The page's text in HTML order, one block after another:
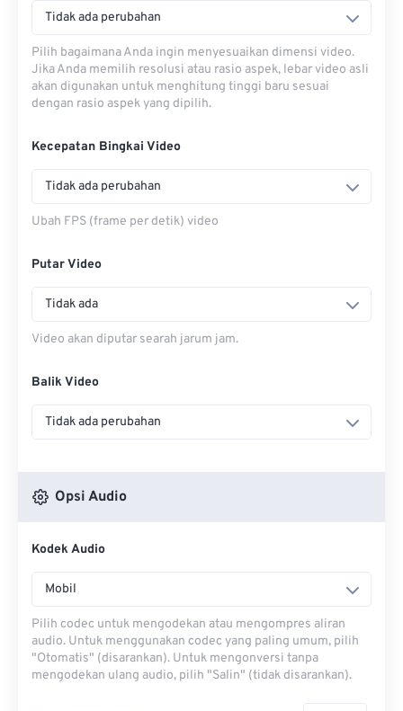
Tidak ada perubahan
Pilih bagaimana Anda ingin menyesuaikan dimensi video.
Jika Anda memilih resolusi atau rasio aspek, lebar video asli
akan digunakan untuk menghitung tinggi baru sesuai
dengan rasio aspek yang dipilih.
Kecepatan Bingkai Video
Tidak ada perubahan
Ubah FPS (frame per detik) video
Putar Video
Tidak ada
Video akan diputar searah jarum jam.
Balik Video
Tidak ada perubahan
Opsi Audio
Kodek Audio
Mobil
Pilih codec untuk mengodekan atau mengompres aliran
audio. Untuk menggunakan codec yang paling umum, pilih
"Otomatis" (disarankan). Untuk mengonversi tanpa
mengodekan ulang audio, pilih "Salin" (tidak disarankan).